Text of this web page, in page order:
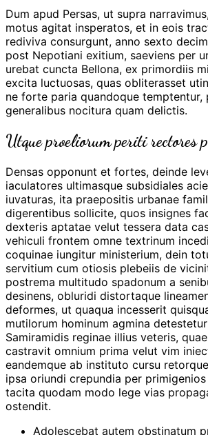
Dum apud Persas, ut supra
motus agitat insperatos, et in eois
rediviva consurgunt, anno sexto
post Nepotiani exitium, saeviens per
urebat cuncta Bellona, ex primordiis
excita luctuosas, quas obliterasset
ne forte paria quandoque temptentur,
generalibus nocitura quam delictis.
Utque proeliorum periti rectores
Densas opponunt et fortes, deinde
iaculatores ultimasque subsidiales
iuvaturas, ita praepositis urbanae
digerentibus sollicite, quos insignes
dexteris aptatae velut tessera data
vehiculi frontem omne textrinum
coquinae iungitur ministerium, dein
servitium cum otiosis plebeiis de
postrema multitudo spadonum a
desinens, obluridi distortaque
deformes, ut quaqua incesserit
mutilorum hominum agmina
Samiramidis reginae illius veteris,
castravit omnium prima velut vim
eandemque ab instituto cursu
ipsa oriundi crepundia per
tacita quodam modo lege vias
ostendit.
Adolescebat autem obstinatum